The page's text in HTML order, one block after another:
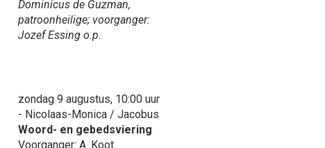
Dominicus de Guzman,
patroonheilige; voorganger:
Jozef Essing o.p.
zondag 9 augustus, 10:00 uur
- Nicolaas-Monica / Jacobus
Woord- en gebedsviering
Voorganger: A. Koot